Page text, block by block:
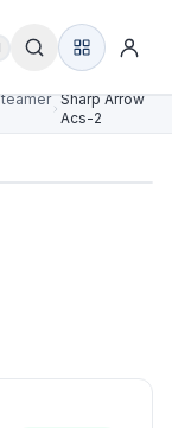
Sharp Arrow
Acs-2